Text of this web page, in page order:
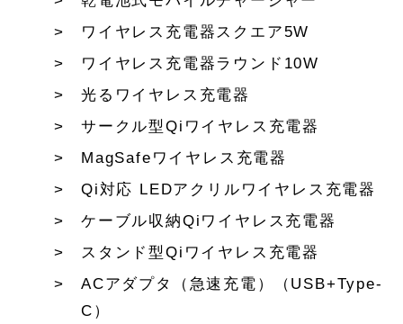
ワイヤレス充電器スクエア5W
ワイヤレス充電器ラウンド10W
光るワイヤレス充電器
サークル型Qiワイヤレス充電器
MagSafeワイヤレス充電器
Qi対応 LEDアクリルワイヤレス充電器
ケーブル収納Qiワイヤレス充電器
スタンド型Qiワイヤレス充電器
ACアダプタ（急速充電）（USB+Type-
C）